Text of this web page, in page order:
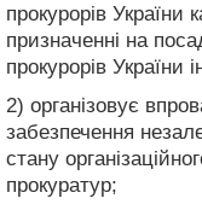
прокурорів України
призначенні на
прокурорів України
2) організовує
забезпечення
стану
прокуратур;